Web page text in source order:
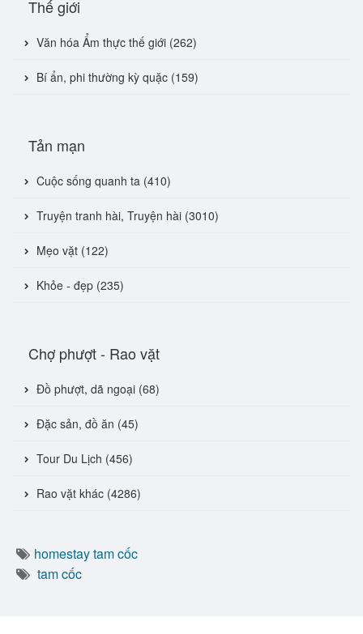
Thế giới
Văn hóa Ẩm thực thế giới (262)
Bí ẩn, phi thường kỳ quặc (159)
Tản mạn
Cuộc sống quanh ta (410)
Truyện tranh hài, Truyện hài (3010)
Mẹo vặt (122)
Khỏe - đẹp (235)
Chợ phượt - Rao vặt
Đồ phượt, dã ngoại (68)
Đặc sản, đồ ăn (45)
Tour Du Lịch (456)
Rao vặt khác (4286)
homestay tam cốc
tam cốc